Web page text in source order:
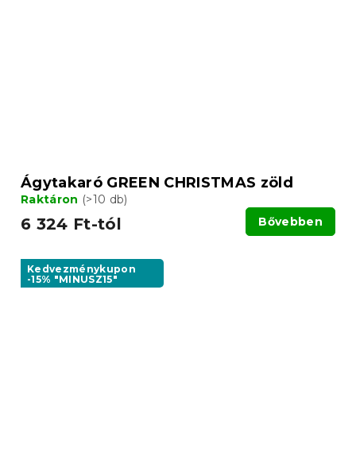
Ágytakaró GREEN CHRISTMAS zöld
Raktáron (>10 db)
6 324 Ft-tól Bővebben
Kedvezménykupon
-15% "MINUSZ15"